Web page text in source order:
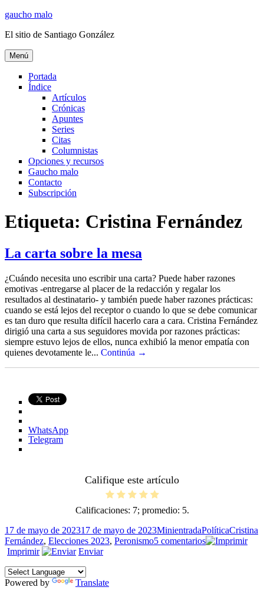
Ir
contenido
gaucho malo
El sitio de Santiago González
Menú
Portada
Índice
Artículos
Crónicas
Apuntes
Series
Citas
Columnistas
Opciones y recursos
Gaucho malo
Contacto
Subscripción
Etiqueta: Cristina Fernández
La carta sobre la mesa
¿Cuándo necesita uno escribir una carta? Puede haber razones
emotivas -entregarse al placer de la redacción y regalar los
resultados al destinatario- y también puede haber razones prácticas:
cuando se está lejos del receptor o cuando lo que se debe comunicar
es tan duro que resulta difícil hacerlo cara a cara. Cristina Fernández
dirigió una carta a sus seguidores movida por razones prácticas:
siempre estuvo lejos de ellos, nunca exhibió la menor empatía con
quienes devotamente le... Continúa →
WhatsApp
Telegram
Califique este artículo
Calificaciones: 7; promedio: 5.
Publicado
el
17 de mayo de 202317 de mayo de 2023Formato
MinientradaCategorías
PolíticaEtiquetas
Cristina
Fernández, Elecciones 2023, Peronismo5 comentariosen
Imprimir Enviar
Powered by Translate